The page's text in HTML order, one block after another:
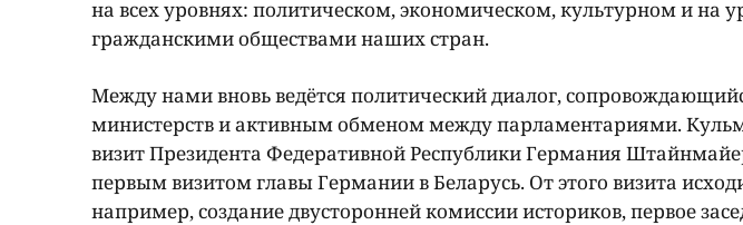
на всех уровнях: политическом, экономическом, культурном и на
гражданскими обществами наших стран.
Между нами вновь ведётся политический диалог,
министерств и активным обменом между парламентариями.
визит Президента Федеративной Республики Германия
первым визитом главы Германии в Беларусь. От этого визита
например, создание двусторонней комиссии историков, первое